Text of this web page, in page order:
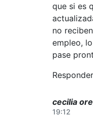
que si es
no
empleo,
pase
Responder
cecilia
19:12